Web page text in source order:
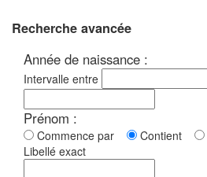
Recherche avancée
Année de naissance :
Intervalle entre
Prénom :
Commence par Contient
Libellé exact